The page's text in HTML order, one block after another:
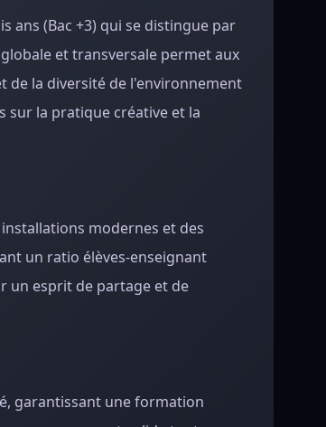
ans (Bac +3) qui se distingue par
et transversale permet aux
de la diversité de l'environnement
sur la pratique créative et la
modernes et des
un ratio élèves-enseignant
un esprit de partage et de
garantissant une formation